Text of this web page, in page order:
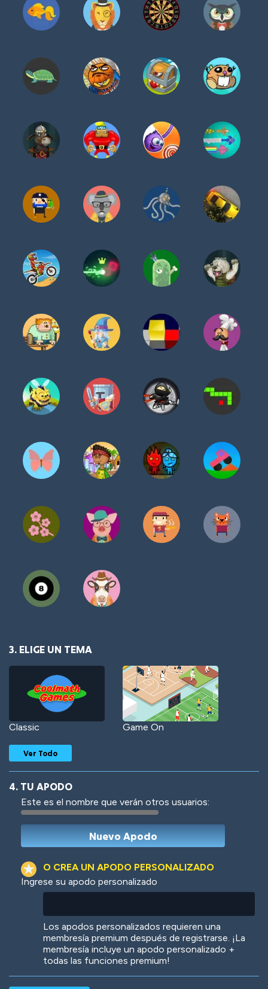
3. ELIGE UN TEMA
Classic Game On
Woof Jungle Cats
Ver Todo
4. TU APODO
Este es el nombre que verán otros usuarios:
O CREA UN APODO PERSONALIZADO
Ingrese su apodo personalizado
Los apodos personalizados requieren una
membresía premium después de registrarse. ¡La
membresía incluye un apodo personalizado +
todas las funciones premium!